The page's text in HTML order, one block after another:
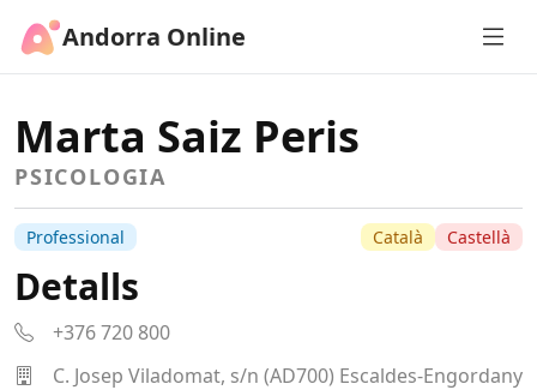
Andorra Online
Marta Saiz Peris
PSICOLOGIA
Professional Català Castellà
Detalls
+376 720 800
C. Josep Viladomat, s/n (AD700) Escaldes-Engordany